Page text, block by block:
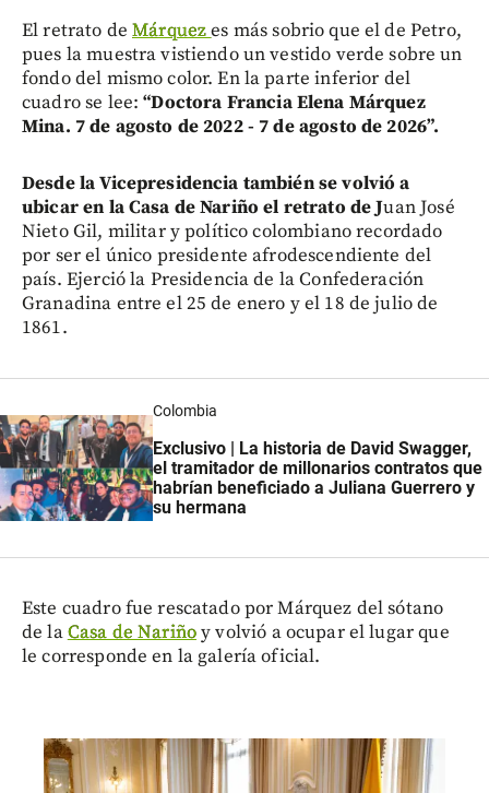
El retrato deMárquezes más sobrio que el de Petro,
pues la muestra vistiendo un vestido verde sobre un
fondo del mismo color. En la parte inferior del
cuadro se lee: “Doctora Francia Elena Márquez
Mina. 7 de agosto de 2022 - 7 de agosto de 2026”.
Desde la Vicepresidencia también se volvió a
ubicar en la Casa de Nariño el retrato deJuan José
Nieto Gil, militar y político colombiano recordado
por ser el único presidente afrodescendiente del
país. Ejerció la Presidencia de la Confederación
Granadina entre el 25 de enero y el 18 de julio de
1861.
Colombia
Exclusivo | La historia de David Swagger,
el tramitador de millonarios contratos que
habrían beneficiado a Juliana Guerrero y
su hermana
Este cuadro fue rescatado por Márquez del sótano
de laCasa de Nariñoy volvió a ocupar el lugar que
le corresponde en la galería oficial.